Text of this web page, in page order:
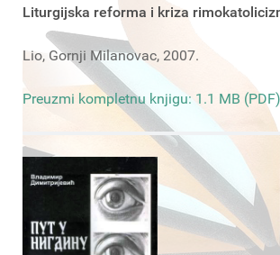
Liturgijska reforma i kriza
Lio, Gornji Milanovac, 2007.
Preuzmi kompletnu knjigu: 1.1 MB